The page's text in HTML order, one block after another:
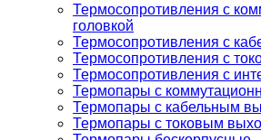
Термосопротивления с
головкой
Термосопротивления с
Термосопротивления с
Термосопротивления с
Термопары с
Термопары с кабельным
Термопары с токовым